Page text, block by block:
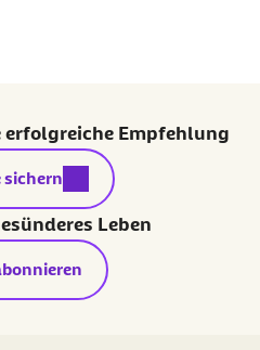
erfolgreiche Empfehlung
Link:
sichern
Leben